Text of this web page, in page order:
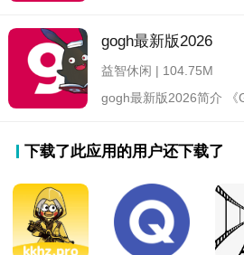
gogh最新版2026
益智休闲 | 104.75M
下载了此应用的用户还下载了